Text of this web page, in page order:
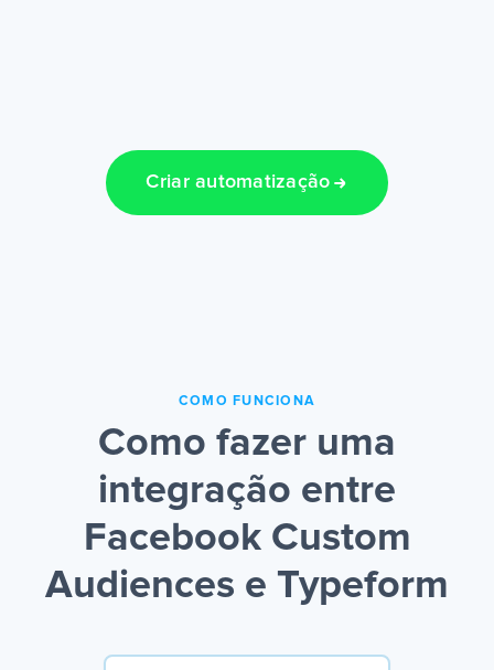
Criar automatização
COMO FUNCIONA
Como fazer uma
integração entre
Facebook Custom
Audiences e Typeform